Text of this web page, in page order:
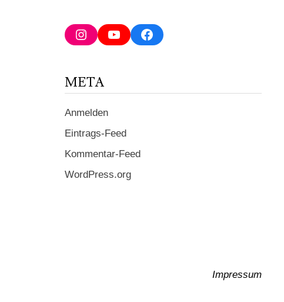
Adresse
ein ...
InstagramYouTubeFacebook
META
Anmelden
Eintrags-Feed
Kommentar-Feed
WordPress.org
Impressum